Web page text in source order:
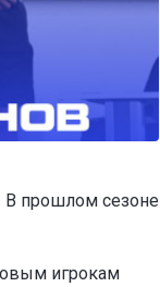
В прошлом сезоне
игрокам